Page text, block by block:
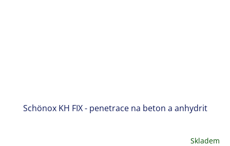
Schönox KH FIX - penetrace na beton a anhydrit
Skladem